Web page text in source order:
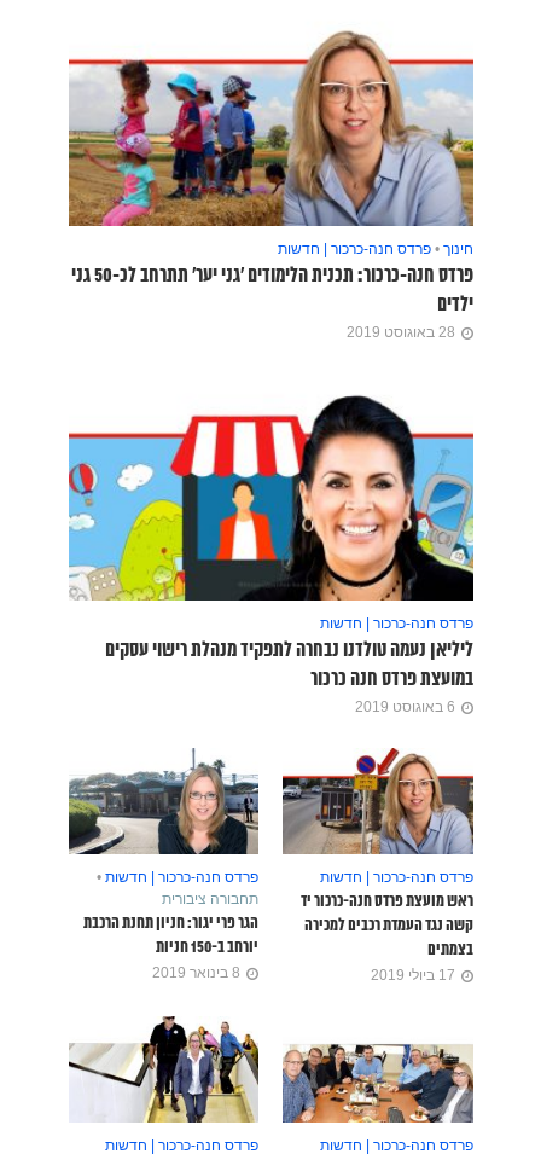
חינוך • פרדס חנה-כרכור | חדשות
פרדס חנה-כרכור: תכנית הלימודים 'גני יער' תתרחב לכ-50 גני
ילדים
28 באוגוסט 2019
פרדס חנה-כרכור | חדשות
ליליאן נעמה טולדנו נבחרה לתפקיד מנהלת רישוי עסקים
במועצת פרדס חנה כרכור
6 באוגוסט 2019
פרדס חנה-כרכור | חדשות
ראש מועצת פרדס חנה-כרכור יד
קשה נגד העמדת רכבים למכירה
בצמתים
17 ביולי 2019
פרדס חנה-כרכור | חדשות •
תחבורה ציבורית
הגר פרי יגור: חניון תחנת הרכבת
יורחב ב-150 חניות
8 בינואר 2019
פרדס חנה-כרכור | חדשות פרדס חנה-כרכור | חדשות